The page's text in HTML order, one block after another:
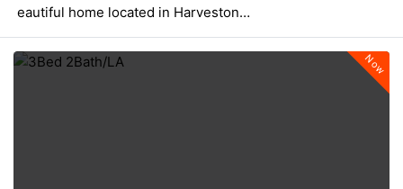
eautiful home located in Harveston…
Now